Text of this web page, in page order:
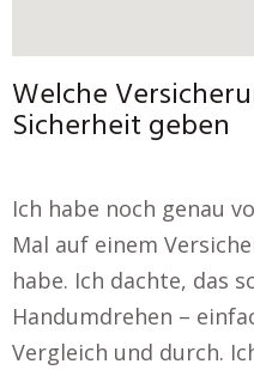
Welche
Sicherheit geben
Ich habe noch genau
Mal auf einem
habe. Ich dachte, das
Handumdrehen –
Vergleich und durch.